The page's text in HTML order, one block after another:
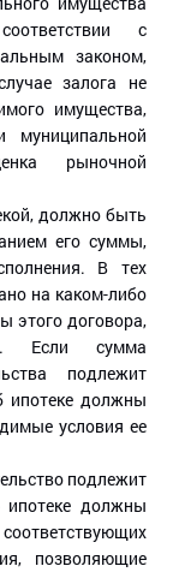
с
законом,
залога не
имущества,
муниципальной
рыночной
должно быть
его суммы,
В тех
на каком-либо
этого договора,
Если сумма
подлежит
ипотеке должны
условия ее
подлежит
ипотеке должны
позволяющие